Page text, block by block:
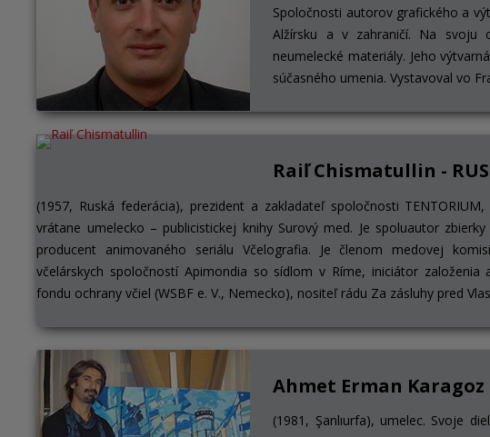
Spoločnosti autorov grafického a
Alžírsku a v zahraničí. Na svoju
neumelecké materiály. Jeho
súčasného umenia. Vystavoval vo
Raiľ Chismatullin -
(1957, Ruská federácia), prezident a zakladateľ spoločnosti
vrátane umelecko – publicistickej knihy Surový med. Je spoluautor
producent animovaného seriálu Včelografia. Je členom medovej
včelárskych spoločností Apimondia so sídlom v Ríme, iniciátor založenia
fondu ochrany včiel (WSBF e. V., Nemecko), nositeľ rádu Za zásluhy pred
Ahmet Erman Karagoz
(1981, Şanlıurfa), umelec. Svoje